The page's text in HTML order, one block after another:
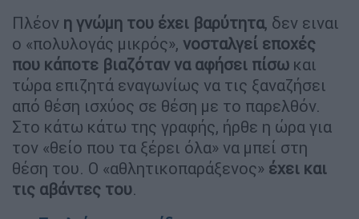
Πλέον η γνώμη του έχει βαρύτητα, δεν ειναι
ο «πολυλογάς μικρός», νοσταλγεί εποχές
που κάποτε βιαζόταν να αφήσει πίσω και
τώρα επιζητά εναγωνίως να τις ξαναζήσει
από θέση ισχύος σε θέση με το παρελθόν.
Στο κάτω κάτω της γραφής, ήρθε η ώρα για
τον «θείο που τα ξέρει όλα» να μπεί στη
θέση του. Ο «αθλητικοπαράξενος» έχει και
τις αβάντες του.